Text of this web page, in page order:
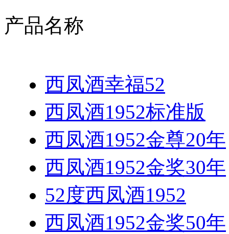
产品名称
西凤酒幸福52
西凤酒1952标准版
西凤酒1952金尊20年
西凤酒1952金奖30年
52度西凤酒1952
西凤酒1952金奖50年